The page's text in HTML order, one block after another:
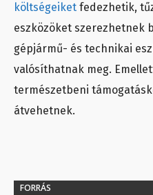
költségeiket fedezhetik,
eszközöket szerezhetnek
gépjármű- és technikai
valósíthatnak meg.
természetbeni
átvehetnek.
FORRÁS